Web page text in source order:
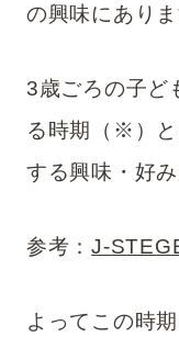
の興味にありま
3歳ごろの子ど
る時期（ ※ ）
する興味・好
参考：J-
よってこの時